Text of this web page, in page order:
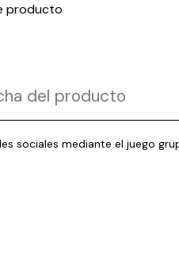
producto
del producto
sociales mediante el juego